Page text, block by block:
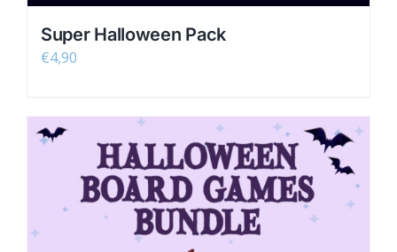
Super Halloween Pack
€4,90